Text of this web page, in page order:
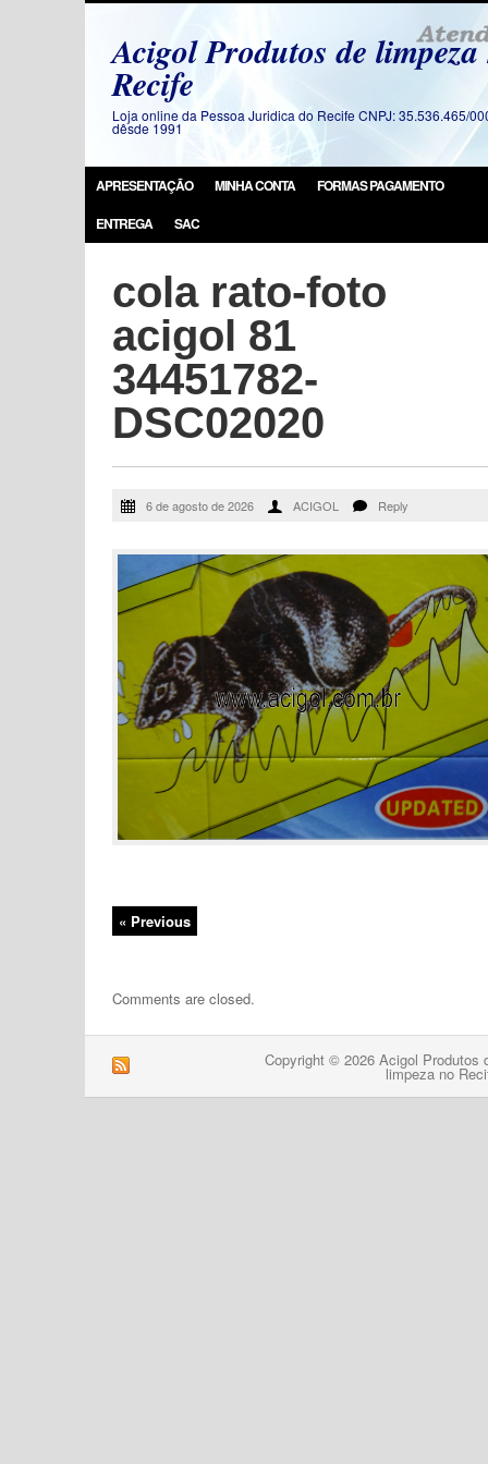
Acigol Produtos de
Recife
Loja online da Pessoa Juridica do Recife CNPJ: 35.536.465/
dêsde 1991
APRESENTAÇÃO MINHA CONTA
FORMAS PAGAMENTO
ENTREGA
SAC
cola rato-foto
acigol 81
34451782-
DSC02020
6 de agosto de 2026 ACIGOL Reply
« Previous
Comments are closed.
Copyright © 2026 Acigol Produtos
limpeza no